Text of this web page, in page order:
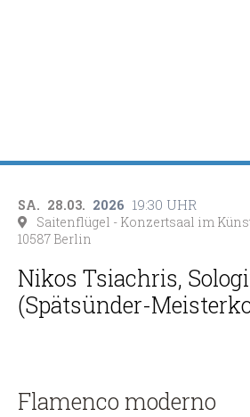
SA. 28.03. 2026 19:30 UHR
Saitenflügel - Konzertsaal im
10587 Berlin
Nikos Tsiachris,
(Spätsünder-
Flamenco moderno